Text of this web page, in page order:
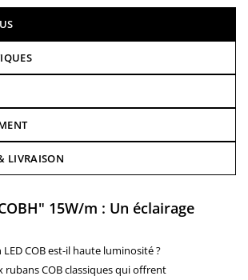
LIVRAISON
15W/m : Un éclairage
COB est-il haute luminosité ?
COB classiques qui offrent